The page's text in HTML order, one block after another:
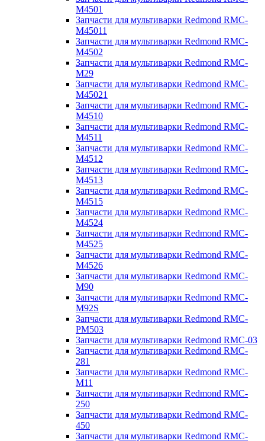
M4501
Запчасти для мультиварки Redmond RMC-
M45011
Запчасти для мультиварки Redmond RMC-
M4502
Запчасти для мультиварки Redmond RMC-
M29
Запчасти для мультиварки Redmond RMC-
M45021
Запчасти для мультиварки Redmond RMC-
M4510
Запчасти для мультиварки Redmond RMC-
M4511
Запчасти для мультиварки Redmond RMC-
M4512
Запчасти для мультиварки Redmond RMC-
M4513
Запчасти для мультиварки Redmond RMC-
M4515
Запчасти для мультиварки Redmond RMC-
M4524
Запчасти для мультиварки Redmond RMC-
M4525
Запчасти для мультиварки Redmond RMC-
M4526
Запчасти для мультиварки Redmond RMC-
M90
Запчасти для мультиварки Redmond RMC-
M92S
Запчасти для мультиварки Redmond RMC-
PM503
Запчасти для мультиварки Redmond RMC-03
Запчасти для мультиварки Redmond RMC-
281
Запчасти для мультиварки Redmond RMC-
M11
Запчасти для мультиварки Redmond RMC-
250
Запчасти для мультиварки Redmond RMC-
450
Запчасти для мультиварки Redmond RMC-